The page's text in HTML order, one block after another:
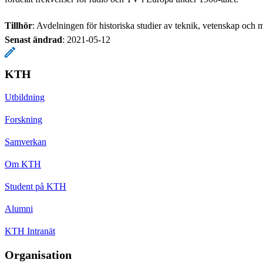
Tillhör: Avdelningen för historiska studier av teknik, vetenskap och
Senast ändrad: 2021-05-12
KTH
Utbildning
Forskning
Samverkan
Om KTH
Student på KTH
Alumni
KTH Intranät
Organisation